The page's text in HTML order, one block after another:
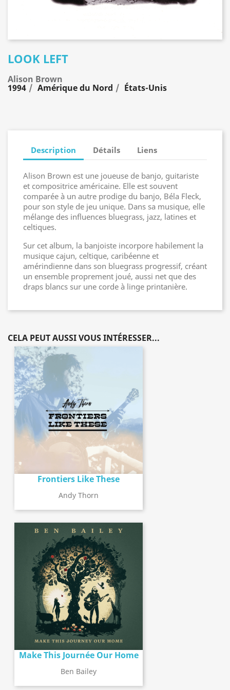
LOOK LEFT
Alison Brown
1994 Amérique du Nord États-Unis
Description Détails Liens
Alison Brown est une joueuse de banjo, guitariste
et compositrice américaine. Elle est souvent
comparée à un autre prodige du banjo, Béla Fleck,
pour son style de jeu unique. Dans sa musique, elle
mélange des influences bluegrass, jazz, latines et
celtiques.
Sur cet album, la banjoiste incorpore habilement la
musique cajun, celtique, caribéenne et
amérindienne dans son bluegrass progressif, créant
un ensemble proprement joué, aussi net que des
draps blancs sur une corde à linge printanière.
CELA PEUT AUSSI VOUS INTÉRESSER...
Frontiers Like These
Andy Thorn
Make This Journée Our Home
Ben Bailey